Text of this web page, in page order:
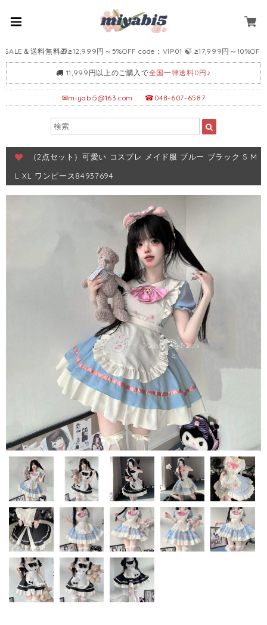
＆送料無料🎁≥12,999円～5%OFF code：VIP01 🍃 ≥17,999円～10%OFF
11,999円以上のご購入で全国一律送料0円♪
✉miyabi5@163.com ☎048-607-6587
（2点セット）可愛い コスプレ メイド服 ブルー ブラック S M
L XL ワンピース84937694